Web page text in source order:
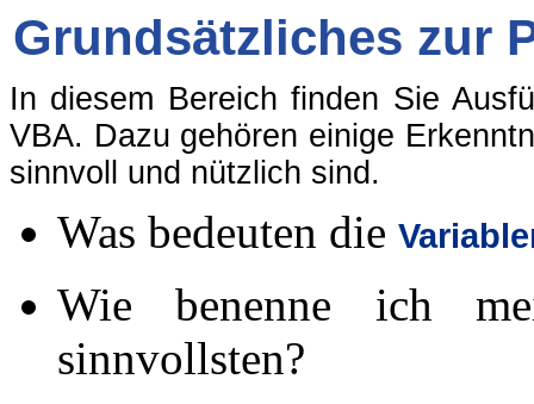
Grundsätzliches zur
In diesem Bereich finden Sie
VBA. Dazu gehören einige
sinnvoll und nützlich sind.
Was bedeuten die
Wie benenne ich
sinnvollsten?